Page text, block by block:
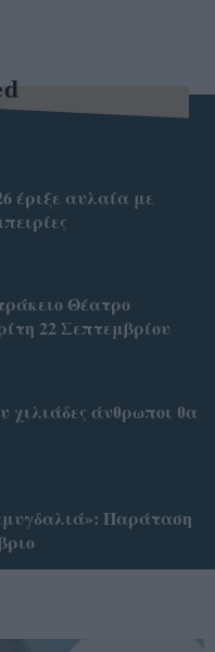
έριξε αυλαία με
Θέατρο
22 Σεπτεμβρίου
χιλιάδες άνθρωποι θα
Παράταση